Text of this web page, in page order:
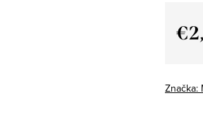
Značka: